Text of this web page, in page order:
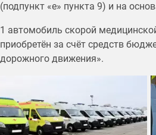
(подпункт «е» пункта 9) и на
1 автомобиль скорой
приобретён за счёт средств
дорожного движения».